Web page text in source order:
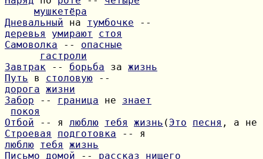
мушкетёра
Дневальный на тумбочке
деревья
умирают
стоя
Самоволка -- опасные
гастроли
Завтрак -- борьба за жизнь
Путь в столовую
дорога жизни
Забор -- граница не знает
покоя
Отбой -- я люблю тебя жизнь ( Это песня , а не
Строевая
подготовка
люблю тебя
жизнь
Письмо домой -- рассказ
нищего